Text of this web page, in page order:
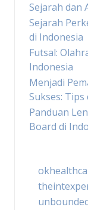
Sejarah dan
Sejarah
di Indonesia
Futsal:
Indonesia
Menjadi
Sukses:
Panduan
Board di